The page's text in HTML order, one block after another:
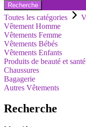
Recherche
Toutes les catégories
Vêtement Homme
Vêtements Femme
Vêtements Bébés
Vêtements Enfants
Produits de beauté et santé
Chaussures
Bagagerie
Autres Vêtements
Recherche